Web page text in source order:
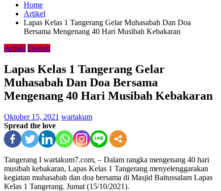
Home
Artikel
Lapas Kelas 1 Tangerang Gelar Muhasabah Dan Doa
Bersama Mengenang 40 Hari Musibah Kebakaran
Artikel Daerah
Lapas Kelas 1 Tangerang Gelar
Muhasabah Dan Doa Bersama
Mengenang 40 Hari Musibah Kebakaran
Oktober 15, 2021 wartakum
Spread the love
Tangerang I wartakum7.com, – Dalam rangka mengenang 40 hari
musibah kebakaran, Lapas Kelas 1 Tangerang menyelenggarakan
kegiatan muhasabah dan doa bersama di Masjid Baitussalam Lapas
Kelas 1 Tangerang. Jumat (15/10/2021).